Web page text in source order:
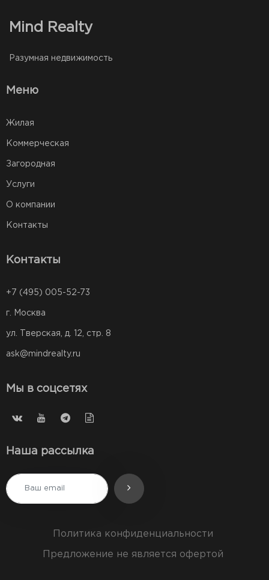
Mind Realty
Разумная недвижимость
Меню
Жилая
Коммерческая
Загородная
Услуги
О компании
Контакты
Контакты
+7 (495) 005-52-73
г. Москва
ул. Тверская, д. 12, стр. 8
ask@mindrealty.ru
Мы в соцсетях
Наша рассылка
Политика конфиденциальности
Предложение не является офертой